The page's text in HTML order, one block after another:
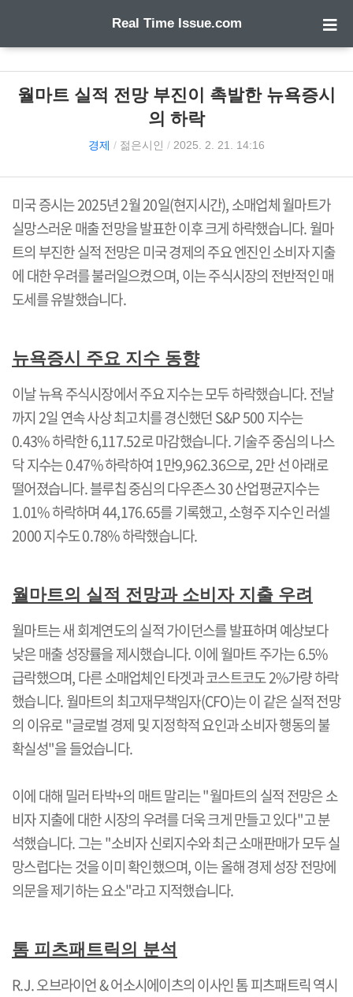
Real Time Issue.com
월마트 실적 전망 부진이 촉발한 뉴욕증시
의 하락
경제 / 젊은시인 / 2025. 2. 21. 14:16
미국 증시는2025년2월20일(현지시간),소매업체 월마트가
실망스러운 매출 전망을 발표한 이후 크게 하락했습니다.월마
트의 부진한 실적 전망은 미국 경제의 주요 엔진인 소비자 지출
에 대한 우려를 불러일으켰으며,이는 주식시장의 전반적인 매
도세를 유발했습니다.
뉴욕증시 주요 지수 동향
이날 뉴욕 주식시장에서 주요 지수는 모두 하락했습니다.전날
까지2일 연속 사상 최고치를 경신했던S&P 500지수는
0.43%하락한6,117.52로 마감했습니다.기술주 중심의 나스
닥 지수는0.47%하락하여1만9,962.36으로, 2만 선 아래로
떨어졌습니다.블루칩 중심의 다우존스30산업평균지수는
1.01%하락하며44,176.65를 기록했고,소형주 지수인 러셀
2000지수도0.78%하락했습니다.
월마트의 실적 전망과 소비자 지출 우려
월마트는 새 회계연도의 실적 가이던스를 발표하며 예상보다
낮은 매출 성장률을 제시했습니다.이에 월마트 주가는6.5%
급락했으며,다른 소매업체인 타겟과 코스트코도2%가량 하락
했습니다.월마트의 최고재무책임자(CFO)는 이 같은 실적 전망
의 이유로"글로벌 경제 및 지정학적 요인과 소비자 행동의 불
확실성"을 들었습니다.
이에 대해 밀러 타박+의 매트 말리는"월마트의 실적 전망은 소
비자 지출에 대한 시장의 우려를 더욱 크게 만들고 있다"고 분
석했습니다.그는"소비자 신뢰지수와 최근 소매판매가 모두 실
망스럽다는 것을 이미 확인했으며,이는 올해 경제 성장 전망에
의문을 제기하는 요소"라고 지적했습니다.
톰 피츠패트릭의 분석
R.J.오브라이언&어소시에이츠의 이사인 톰 피츠패트릭 역시